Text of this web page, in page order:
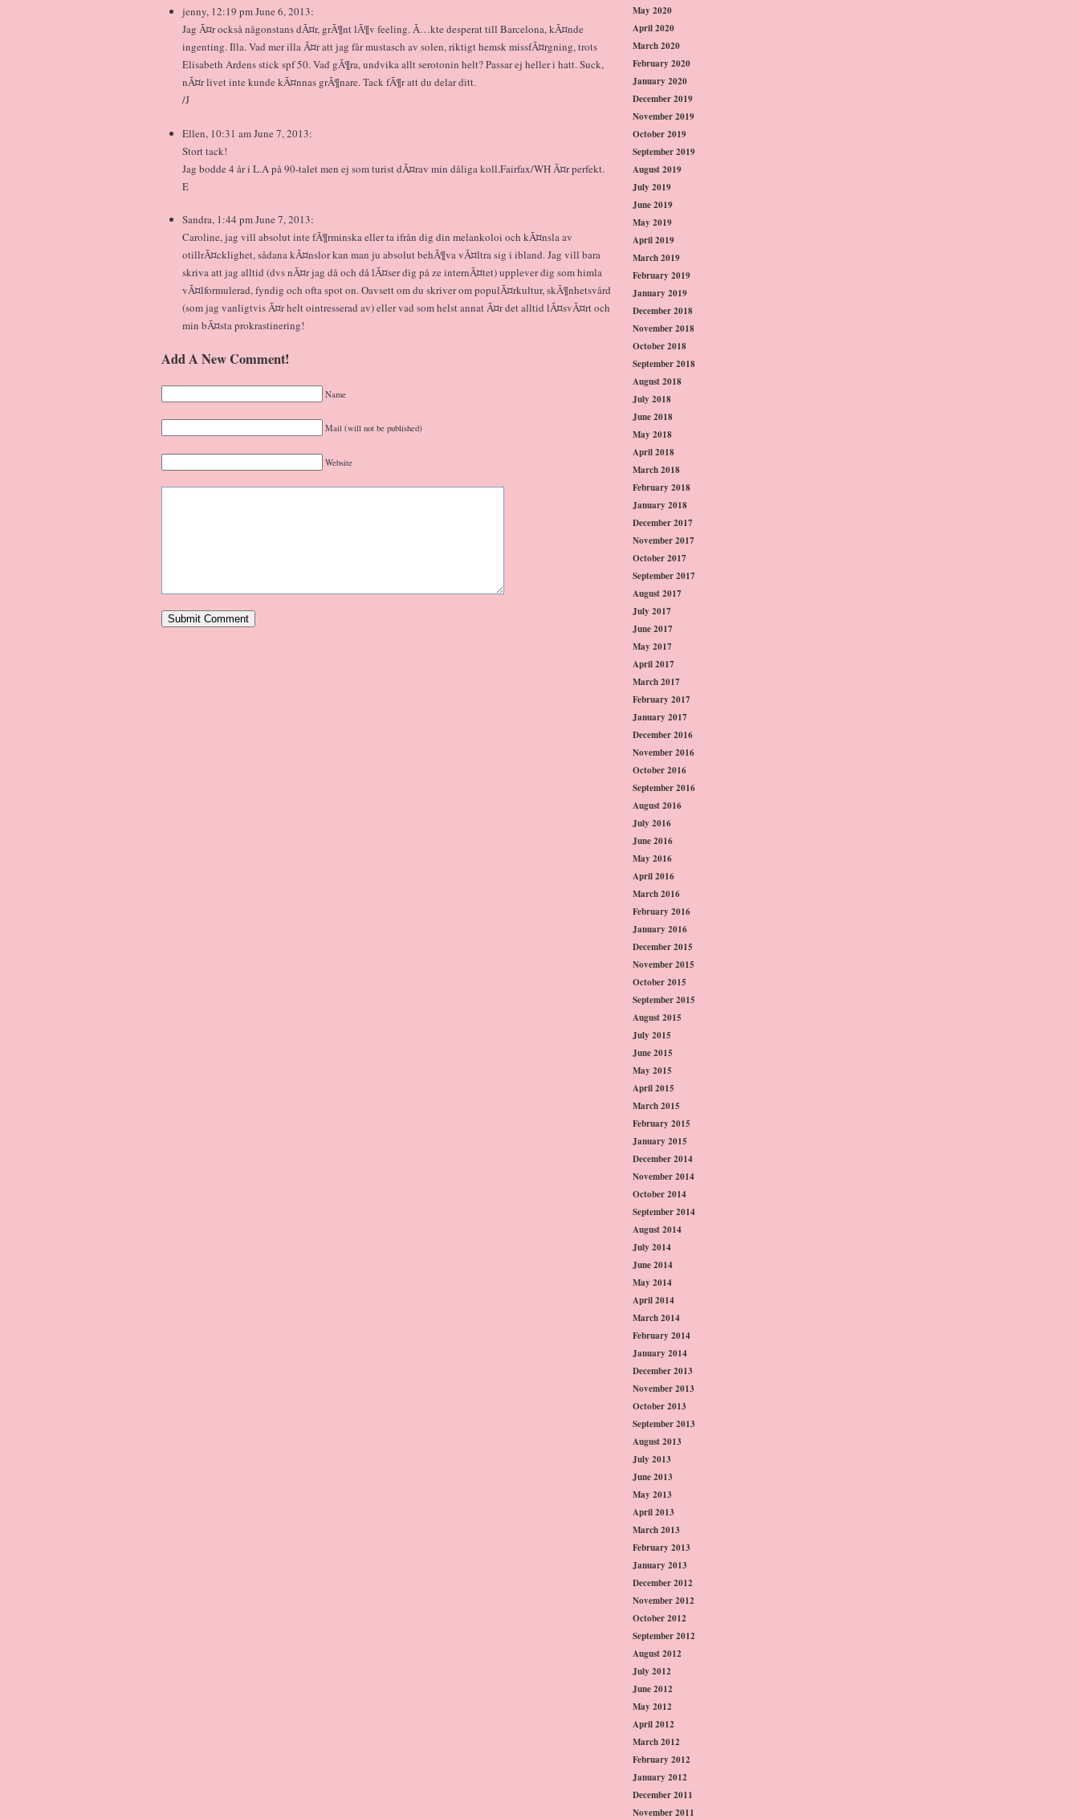
jenny, 12:19 pm June 6, 2013:
Jag Ã¤r också någonstans dÃ¤r, grÃ¶nt lÃ¶v feeling. Ã…kte desperat till Barcelona, kÃ¤nde
ingenting. Illa. Vad mer illa Ã¤r att jag får mustasch av solen, riktigt hemsk missfÃ¤rgning, trots
Elisabeth Ardens stick spf 50. Vad gÃ¶ra, undvika allt serotonin helt? Passar ej heller i hatt. Suck,
nÃ¤r livet inte kunde kÃ¤nnas grÃ¶nare. Tack fÃ¶r att du delar ditt.
/J
Ellen, 10:31 am June 7, 2013:
Stort tack!
Jag bodde 4 år i L.A på 90-talet men ej som turist dÃ¤rav min dåliga koll.Fairfax/WH Ã¤r perfekt.
E
Sandra, 1:44 pm June 7, 2013:
Caroline, jag vill absolut inte fÃ¶rminska eller ta ifrån dig din melankoloi och kÃ¤nsla av
otillrÃ¤cklighet, sådana kÃ¤nslor kan man ju absolut behÃ¶va vÃ¤ltra sig i ibland. Jag vill bara
skriva att jag alltid (dvs nÃ¤r jag då och då lÃ¤ser dig på ze internÃ¤tet) upplever dig som himla
vÃ¤lformulerad, fyndig och ofta spot on. Oavsett om du skriver om populÃ¤rkultur, skÃ¶nhetsvård
(som jag vanligtvis Ã¤r helt ointresserad av) eller vad som helst annat Ã¤r det alltid lÃ¤svÃ¤rt och
min bÃ¤sta prokrastinering!
Add A New Comment!
Name
Mail (will not be published)
Website
May 2020
April 2020
March 2020
February 2020
January 2020
December 2019
November 2019
October 2019
September 2019
August 2019
July 2019
June 2019
May 2019
April 2019
March 2019
February 2019
January 2019
December 2018
November 2018
October 2018
September 2018
August 2018
July 2018
June 2018
May 2018
April 2018
March 2018
February 2018
January 2018
December 2017
November 2017
October 2017
September 2017
August 2017
July 2017
June 2017
May 2017
April 2017
March 2017
February 2017
January 2017
December 2016
November 2016
October 2016
September 2016
August 2016
July 2016
June 2016
May 2016
April 2016
March 2016
February 2016
January 2016
December 2015
November 2015
October 2015
September 2015
August 2015
July 2015
June 2015
May 2015
April 2015
March 2015
February 2015
January 2015
December 2014
November 2014
October 2014
September 2014
August 2014
July 2014
June 2014
May 2014
April 2014
March 2014
February 2014
January 2014
December 2013
November 2013
October 2013
September 2013
August 2013
July 2013
June 2013
May 2013
April 2013
March 2013
February 2013
January 2013
December 2012
November 2012
October 2012
September 2012
August 2012
July 2012
June 2012
May 2012
April 2012
March 2012
February 2012
January 2012
December 2011
November 2011